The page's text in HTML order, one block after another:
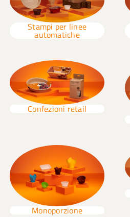
Stampi per linee
automatiche
Confezioni retail
Monoporzione